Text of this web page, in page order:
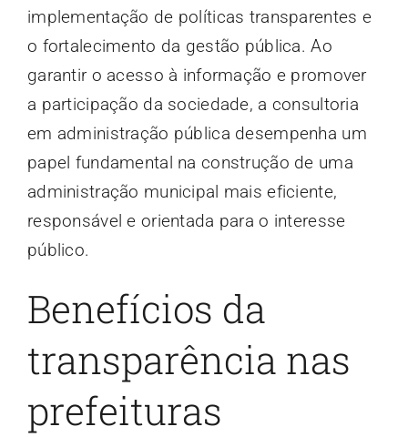
implementação de políticas transparentes e
o fortalecimento da gestão pública. Ao
garantir o acesso à informação e promover
a participação da sociedade, a consultoria
em administração pública desempenha um
papel fundamental na construção de uma
administração municipal mais eficiente,
responsável e orientada para o interesse
público.
Benefícios da
transparência nas
prefeituras